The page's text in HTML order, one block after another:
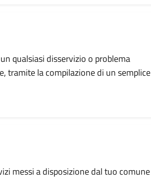
qualsiasi disservizio o problema
tramite la compilazione di un semplice
messi a disposizione dal tuo comune